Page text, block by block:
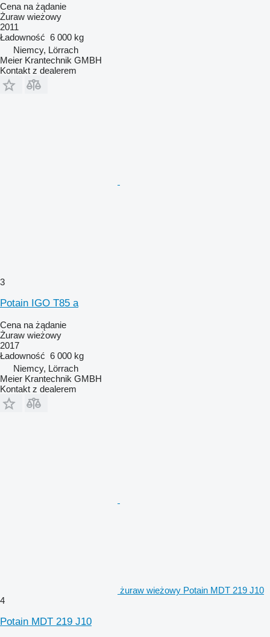
Cena na żądanie
Żuraw wieżowy
2011
Ładowność 6 000 kg
Niemcy, Lörrach
Meier Krantechnik GMBH
Kontakt z dealerem
3
Potain IGO T85 a
Cena na żądanie
Żuraw wieżowy
2017
Ładowność 6 000 kg
Niemcy, Lörrach
Meier Krantechnik GMBH
Kontakt z dealerem
żuraw wieżowy Potain MDT 219 J10
4
Potain MDT 219 J10